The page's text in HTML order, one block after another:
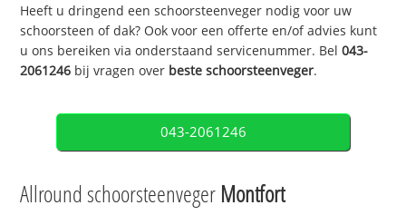
Heeft u dringend een schoorsteenveger nodig voor uw
schoorsteen of dak? Ook voor een offerte en/of advies kunt
u ons bereiken via onderstaand servicenummer. Bel043-
2061246 bij vragen over beste schoorsteenveger.
043-2061246
Allround schoorsteenveger Montfort